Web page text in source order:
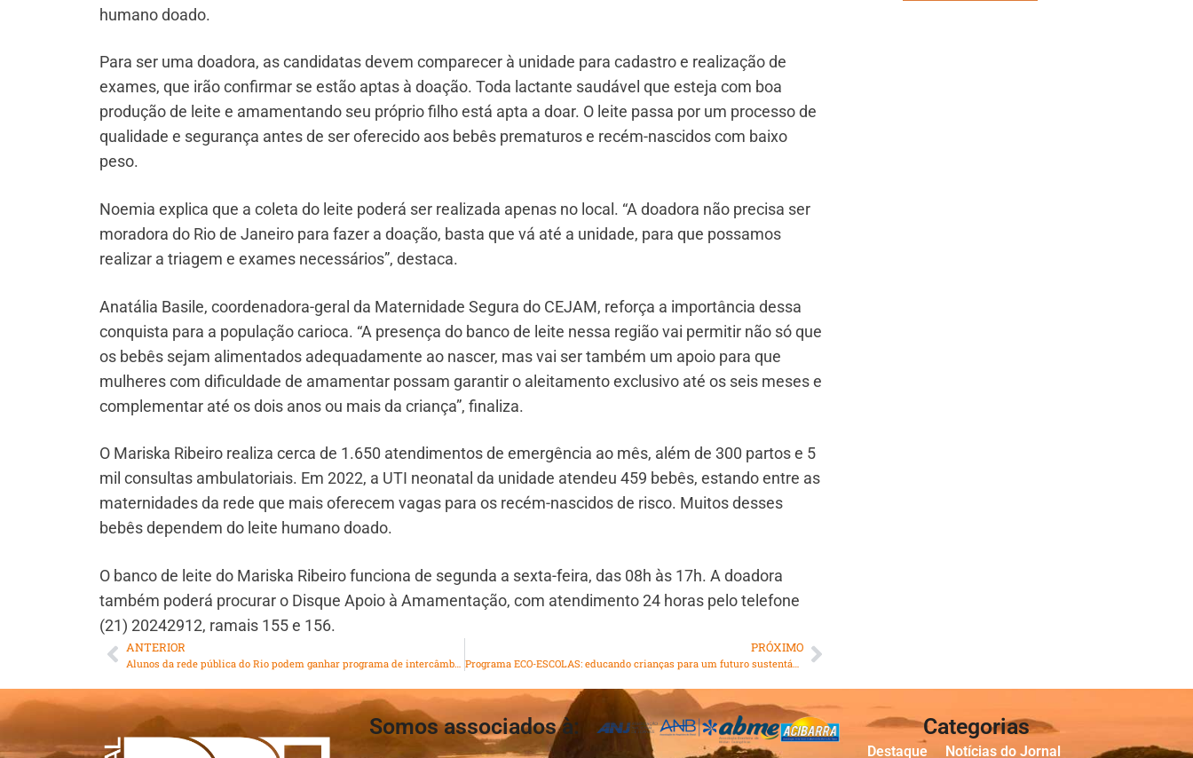
humano doado.
Para ser uma doadora, as candidatas devem comparecer à unidade para cadastro e realização de
exames, que irão confirmar se estão aptas à doação. Toda lactante saudável que esteja com boa
produção de leite e amamentando seu próprio filho está apta a doar. O leite passa por um processo de
qualidade e segurança antes de ser oferecido aos bebês prematuros e recém-nascidos com baixo
peso.
Noemia explica que a coleta do leite poderá ser realizada apenas no local. “A doadora não precisa ser
moradora do Rio de Janeiro para fazer a doação, basta que vá até a unidade, para que possamos
realizar a triagem e exames necessários”, destaca.
Anatália Basile, coordenadora-geral da Maternidade Segura do CEJAM, reforça a importância dessa
conquista para a população carioca. “A presença do banco de leite nessa região vai permitir não só que
os bebês sejam alimentados adequadamente ao nascer, mas vai ser também um apoio para que
mulheres com dificuldade de amamentar possam garantir o aleitamento exclusivo até os seis meses e
complementar até os dois anos ou mais da criança”, finaliza.
O Mariska Ribeiro realiza cerca de 1.650 atendimentos de emergência ao mês, além de 300 partos e 5
mil consultas ambulatoriais. Em 2022, a UTI neonatal da unidade atendeu 459 bebês, estando entre as
maternidades da rede que mais oferecem vagas para os recém-nascidos de risco. Muitos desses
bebês dependem do leite humano doado.
O banco de leite do Mariska Ribeiro funciona de segunda a sexta-feira, das 08h às 17h. A doadora
também poderá procurar o Disque Apoio à Amamentação, com atendimento 24 horas pelo telefone
(21) 20242912, ramais 155 e 156.
ANTERIOR
Alunos da rede pública do Rio podem ganhar programa de intercâmbio internacional
PRÓXIMO
Programa ECO-ESCOLAS: educando crianças para um futuro sustentável
Somos associados à: Categorias
Destaque Notícias do Jornal